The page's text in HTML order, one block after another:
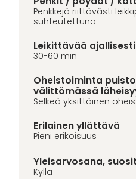
Penkkejä riittävästi
suhteutettuna
Leikittävää ajallisesti
30-60 min
Oheistoiminta
välittömässä
Selkeä yksittäinen
Erilainen yllättävä
Pieni erikoisuus
Yleisarvosana,
Kyllä